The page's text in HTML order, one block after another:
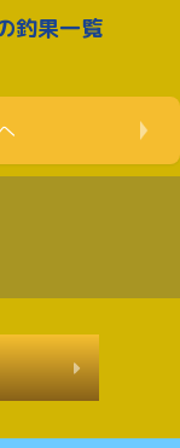
釣果一覧